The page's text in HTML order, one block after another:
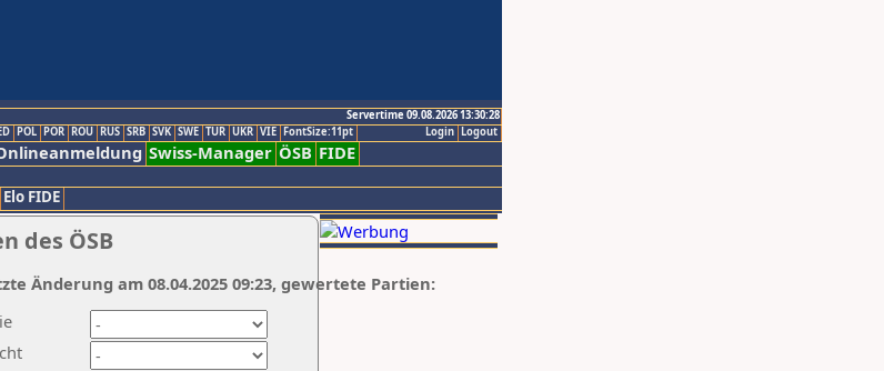
Servertime 09.08.2026 13:30:28
Logout
Login
POL POR ROU RUS SRB SVK SWE TUR UKR VIE FontSize:11pt
Swiss-Manager ÖSB FIDE
Elo FIDE
des ÖSB
Änderung am 08.04.2025 09:23, gewertete Partien: